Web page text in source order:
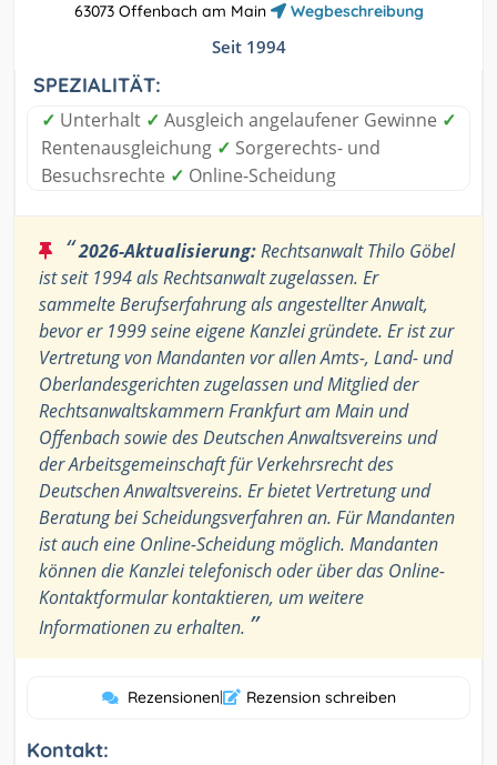
63073 Offenbach am Main
Wegbeschreibung
Seit 1994
SPEZIALITÄT:
✓ Unterhalt ✓ Ausgleich angelaufener Gewinne ✓
Rentenausgleichung ✓ Sorgerechts- und
Besuchsrechte ✓ Online-Scheidung
“2026-Aktualisierung:Rechtsanwalt Thilo Göbel
ist seit 1994 als Rechtsanwalt zugelassen. Er
sammelte Berufserfahrung als angestellter Anwalt,
bevor er 1999 seine eigene Kanzlei gründete. Er ist zur
Vertretung von Mandanten vor allen Amts-, Land- und
Oberlandesgerichten zugelassen und Mitglied der
Rechtsanwaltskammern Frankfurt am Main und
Offenbach sowie des Deutschen Anwaltsvereins und
der Arbeitsgemeinschaft für Verkehrsrecht des
Deutschen Anwaltsvereins. Er bietet Vertretung und
Beratung bei Scheidungsverfahren an. Für Mandanten
ist auch eine Online-Scheidung möglich. Mandanten
können die Kanzlei telefonisch oder über das Online-
Kontaktformular kontaktieren, um weitere
Informationen zu erhalten. ”
Rezensionen| Rezension schreiben
Kontakt: